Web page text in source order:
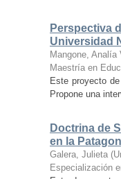
Perspectiva
Universidad
Mangone, Analía
Maestría en
Este proyecto
Propone una
Doctrina de
en la
Galera, Julieta (
Especialización